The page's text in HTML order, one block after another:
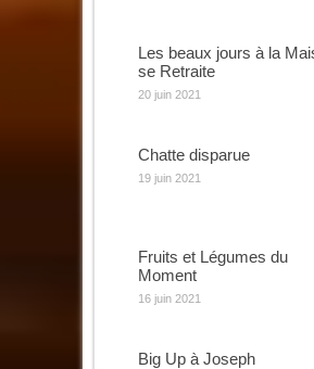
Les beaux jours à la
se Retraite
20 juin 2021
Chatte disparue
19 juin 2021
Fruits et Légumes du
Moment
16 juin 2021
Big Up à Joseph